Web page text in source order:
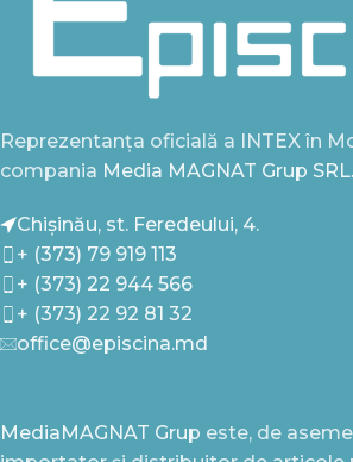
Reprezentanța oficială a INTEX în
compania Media MAGNAT Grup SRL.
Chișinău, st. Feredeului, 4.
+ (373) 79 919 113
+ (373) 22 944 566
+ (373) 22 92 81 32
office@episcina.md
MediaMAGNAT Grup este, de